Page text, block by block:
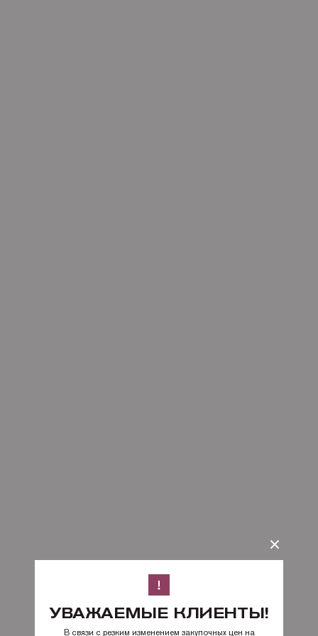
УВАЖАЕМЫЕ КЛИЕНТЫ!
В связи с резким изменением закупочных цен на